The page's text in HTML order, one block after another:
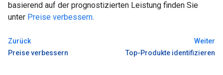
basierend auf der prognostizierten Leistung finden Sie
unter Preise verbessern.
Zurück
Preise verbessern
Weiter
Top-Produkte identifizieren